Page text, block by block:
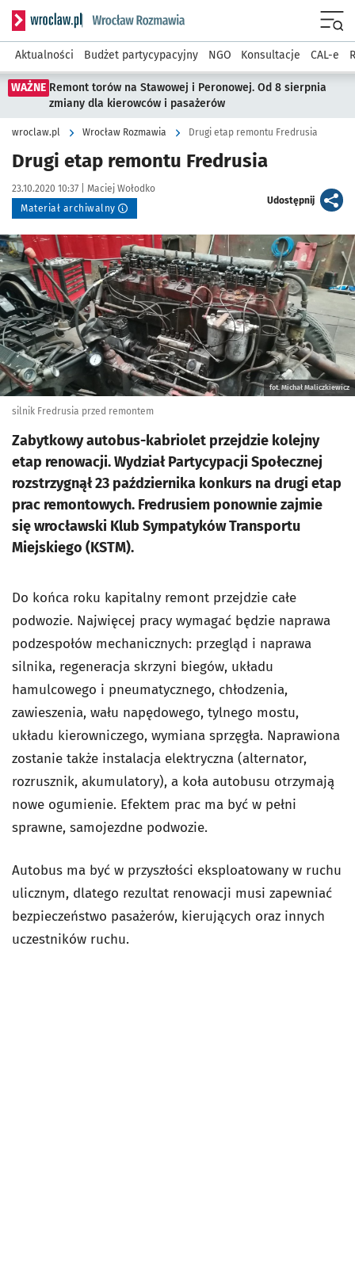
Serwis informacyjny wroclaw.pl podserwis: Rozmawia
Aktualności Budżet partycypacyjny NGO Konsultacje CAL-e
WAŻNE Remont torów na Stawowej i Peronowej. Od 8 sierpnia
zmiany dla kierowców i pasażerów
wroclaw.pl Wrocław Rozmawia Drugi etap remontu Fredrusia
Drugi etap remontu Fredrusia
Data publikacji:
23.10.2020 10:37 | Autor:
Maciej Wołodko
Materiał archiwalny
Udostępnijartykuł
Kliknij, aby powiększyć
fot. Michał Maliczkiewicz
silnik Fredrusia przed remontem
Zabytkowy autobus-kabriolet przejdzie kolejny
etap renowacji. Wydział Partycypacji Społecznej
rozstrzygnął 23 października konkurs na drugi etap
prac remontowych. Fredrusiem ponownie zajmie
się wrocławski Klub Sympatyków Transportu
Miejskiego (KSTM).
Do końca roku kapitalny remont przejdzie całe
podwozie. Najwięcej pracy wymagać będzie naprawa
podzespołów mechanicznych: przegląd i naprawa
silnika, regeneracja skrzyni biegów, układu
hamulcowego i pneumatycznego, chłodzenia,
zawieszenia, wału napędowego, tylnego mostu,
układu kierowniczego, wymiana sprzęgła. Naprawiona
zostanie także instalacja elektryczna (alternator,
rozrusznik, akumulatory), a koła autobusu otrzymają
nowe ogumienie. Efektem prac ma być w pełni
sprawne, samojezdne podwozie.
Autobus ma być w przyszłości eksploatowany w ruchu
ulicznym, dlatego rezultat renowacji musi zapewniać
bezpieczeństwo pasażerów, kierujących oraz innych
uczestników ruchu.